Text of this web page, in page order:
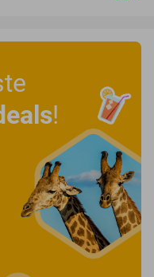
!